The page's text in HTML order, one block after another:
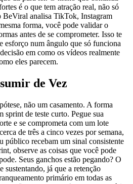
é o que tem atração real, não só
BeViral analisa TikTok, Instagram
forma, você pode validar o
antes de se comprometer. Isso te
esforço num ângulo que só funciona
em como os vídeos realmente
eles parecem.
de Vez
não um casamento. A forma
sprint de teste curto. Pegue sua
e se comprometa com um lote
de três a cinco vezes por semana,
público recebam um sinal consistente
observe as coisas que você pode
Seus ganchos estão pegando? O
sustentando, já que a retenção
primário em todas as